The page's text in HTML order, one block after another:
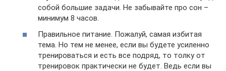
собой большие задачи. Не забывайте про сон –
минимум 8 часов.
Правильное питание. Пожалуй, самая избитая
тема. Но тем не менее, если вы будете усиленно
тренироваться и есть все подряд, то толку от
тренировок практически не будет. Ведь если вы